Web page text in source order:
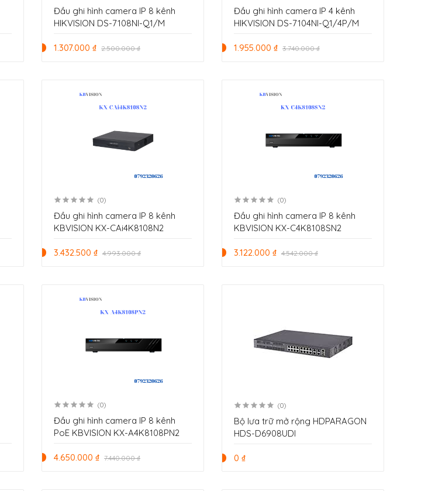
Đầu ghi hình camera IP 8 kênh
HIKVISION DS-7108NI-Q1/M
1.307.000 ₫ 2.500.000 ₫
Đầu ghi hình camera IP 4 kênh
HIKVISION DS-7104NI-Q1/4P/M
1.955.000 ₫ 3.740.000 ₫
(0)
Đầu ghi hình camera IP 8 kênh
KBVISION KX-CAi4K8108N2
3.432.500 ₫ 4.993.000 ₫
(0)
Đầu ghi hình camera IP 8 kênh
KBVISION KX-C4K8108SN2
3.122.000 ₫ 4.542.000 ₫
(0)
Đầu ghi hình camera IP 8 kênh
PoE KBVISION KX-A4K8108PN2
4.650.000 ₫ 7.440.000 ₫
(0)
Bộ lưa trữ mở rộng HDPARAGON
HDS-D6908UDI
0 ₫